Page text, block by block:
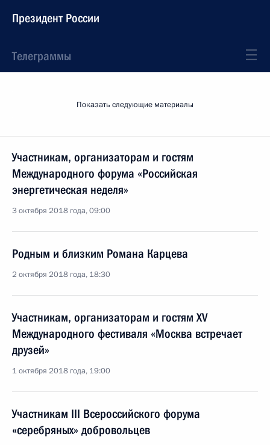
Президент России
Телеграммы
Показать следующие материалы
Участникам, организаторам и гостям
Международного форума «Российская
энергетическая неделя»
3 октября 2018 года, 09:00
Родным и близким Романа Карцева
2 октября 2018 года, 18:30
Участникам, организаторам и гостям XV
Международного фестиваля «Москва встречает
друзей»
1 октября 2018 года, 19:00
Участникам III Всероссийского форума
«серебряных» добровольцев